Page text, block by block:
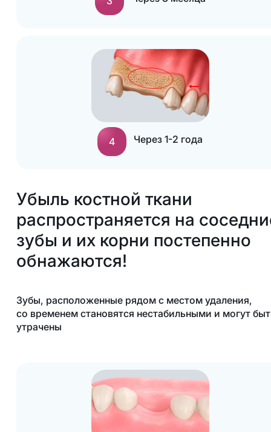
4 Через 1-2 года
Убыль костной ткани
распространяется на
зубы и их корни постепенно
обнажаются!
Зубы, расположенные рядом с местом удаления,
со временем становятся нестабильными и могут
утрачены